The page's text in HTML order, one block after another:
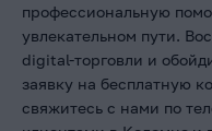
профессиональную
увлекательном пути.
digital-торговли и
заявку на бесплатную
свяжитесь с нами по